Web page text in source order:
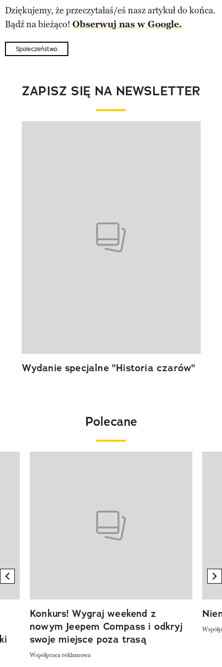
Dziękujemy, że przeczytałaś/eś nasz artykuł do końca.
Bądź na bieżąco! Obserwuj nas w Google.
Społeczeństwo
ZAPISZ SIĘ NA NEWSLETTER
Wydanie specjalne "Historia czarów"
Polecane
previous element
Konkurs! Wygraj weekend z
nowym Jeepem Compass i odkryj
swoje miejsce poza trasą
Współpraca reklamowa